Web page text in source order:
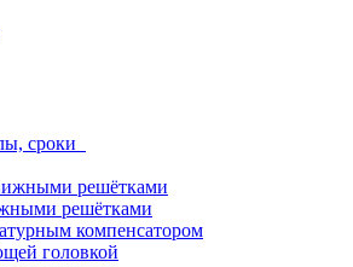
сроки
решётками
решётками
компенсатором
головкой